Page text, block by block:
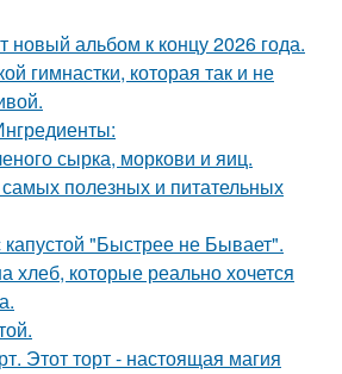
новый альбом к концу 2026 года.
гимнастки, которая так и не
сырка, моркови и яиц.
полезных и питательных
"Быстрее не Бывает".
хлеб, которые реально хочется
Этот торт - настоящая магия